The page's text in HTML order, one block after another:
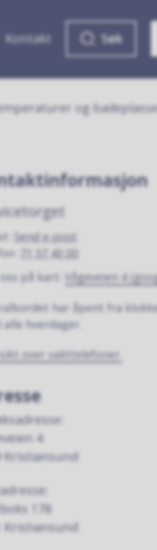
Kontakt Søk
og
Send e-post
71 57 40 00
på kart: Vågeveien 4
har åpent fra
alle hverdager.
over vakttelefoner.
4
Kristiansund
178
Kristiansund